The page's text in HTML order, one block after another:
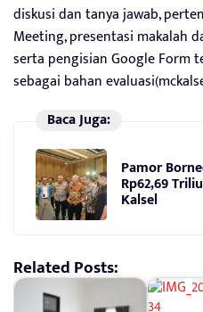
diskusi dan tanya jawab,
Meeting, presentasi makalah
serta pengisian Google Form
sebagai bahan
Baca Juga:
Pamor
Rp62,69
Kalsel
Related Posts: